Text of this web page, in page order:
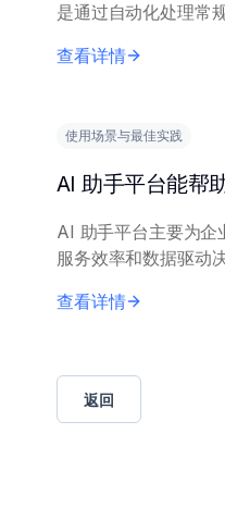
是通过自动化处理常规性
态查询、简单故障排
查看详情
使用场景与最佳实践
AI 助手平台能帮
AI 助手平台主要为企
服务效率和数据驱动决策效率。 它们能
复杂工作中解放出来
查看详情
返回